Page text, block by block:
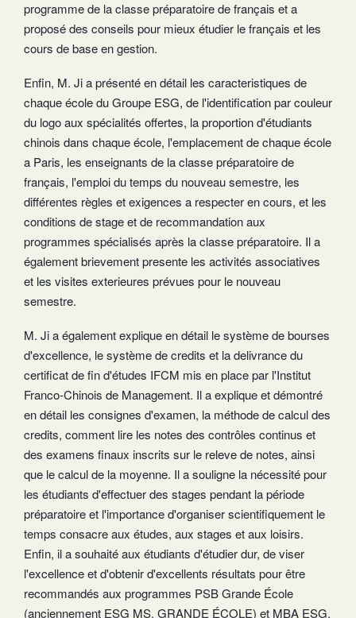
programme de la classe préparatoire de français et a
proposé des conseils pour mieux étudier le français et les
cours de base en gestion.
Enfin, M. Ji a présenté en détail les caracteristiques de
chaque école du Groupe ESG, de l'identification par couleur
du logo aux spécialités offertes, la proportion d'étudiants
chinois dans chaque école, l'emplacement de chaque école
a Paris, les enseignants de la classe préparatoire de
français, l'emploi du temps du nouveau semestre, les
différentes règles et exigences a respecter en cours, et les
conditions de stage et de recommandation aux
programmes spécialisés après la classe préparatoire. Il a
également brievement presente les activités associatives
et les visites exterieures prévues pour le nouveau
semestre.
M. Ji a également explique en détail le système de bourses
d'excellence, le système de credits et la delivrance du
certificat de fin d'études IFCM mis en place par l'Institut
Franco-Chinois de Management. Il a explique et démontré
en détail les consignes d'examen, la méthode de calcul des
credits, comment lire les notes des contrôles continus et
des examens finaux inscrits sur le releve de notes, ainsi
que le calcul de la moyenne. Il a souligne la nécessité pour
les étudiants d'effectuer des stages pendant la période
préparatoire et l'importance d'organiser scientifiquement le
temps consacre aux études, aux stages et aux loisirs.
Enfin, il a souhaité aux étudiants d'étudier dur, de viser
l'excellence et d'obtenir d'excellents résultats pour être
recommandés aux programmes PSB Grande École
(anciennement ESG MS, GRANDE ÉCOLE) et MBA ESG.